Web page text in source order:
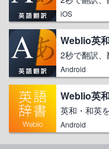
iOS
Weblio英
2秒で翻訳、
Android
Weblio英
英和・和英
Android